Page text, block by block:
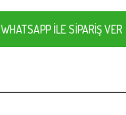
WHATSAPP İLE SİPARİŞ VER